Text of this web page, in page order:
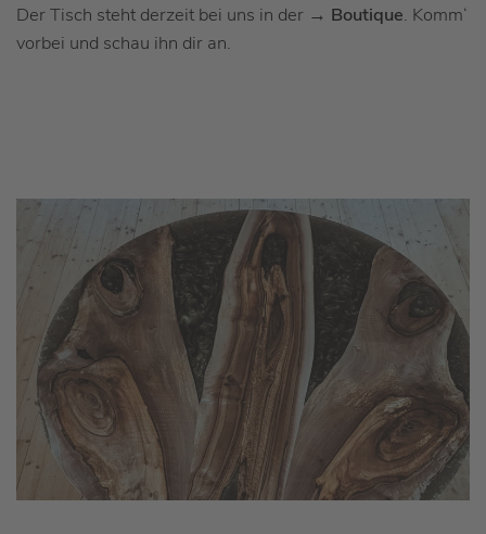
Der Tisch steht derzeit bei uns in der → Boutique. Komm‘
vorbei und schau ihn dir an.